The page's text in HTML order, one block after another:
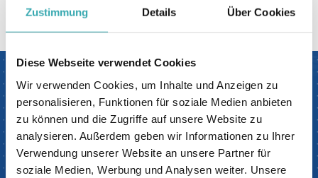
Zustimmung Details Über Cookies
Diese Webseite verwendet Cookies
Wir verwenden Cookies, um Inhalte und Anzeigen zu
personalisieren, Funktionen für soziale Medien anbieten
zu können und die Zugriffe auf unsere Website zu
analysieren. Außerdem geben wir Informationen zu Ihrer
Verwendung unserer Website an unsere Partner für
soziale Medien, Werbung und Analysen weiter. Unsere
zurück zur übersicht
Besuchen Sie jetzt
unser interaktives
Erlebniszentrum.
Prestop verfügt über das größte interaktive